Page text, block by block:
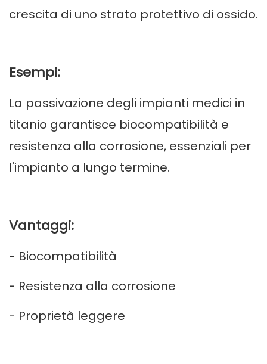
crescita di uno strato protettivo di ossido.
Esempi:
La passivazione degli impianti medici in
titanio garantisce biocompatibilità e
resistenza alla corrosione, essenziali per
l'impianto a lungo termine.
Vantaggi:
- Biocompatibilità
- Resistenza alla corrosione
- Proprietà leggere